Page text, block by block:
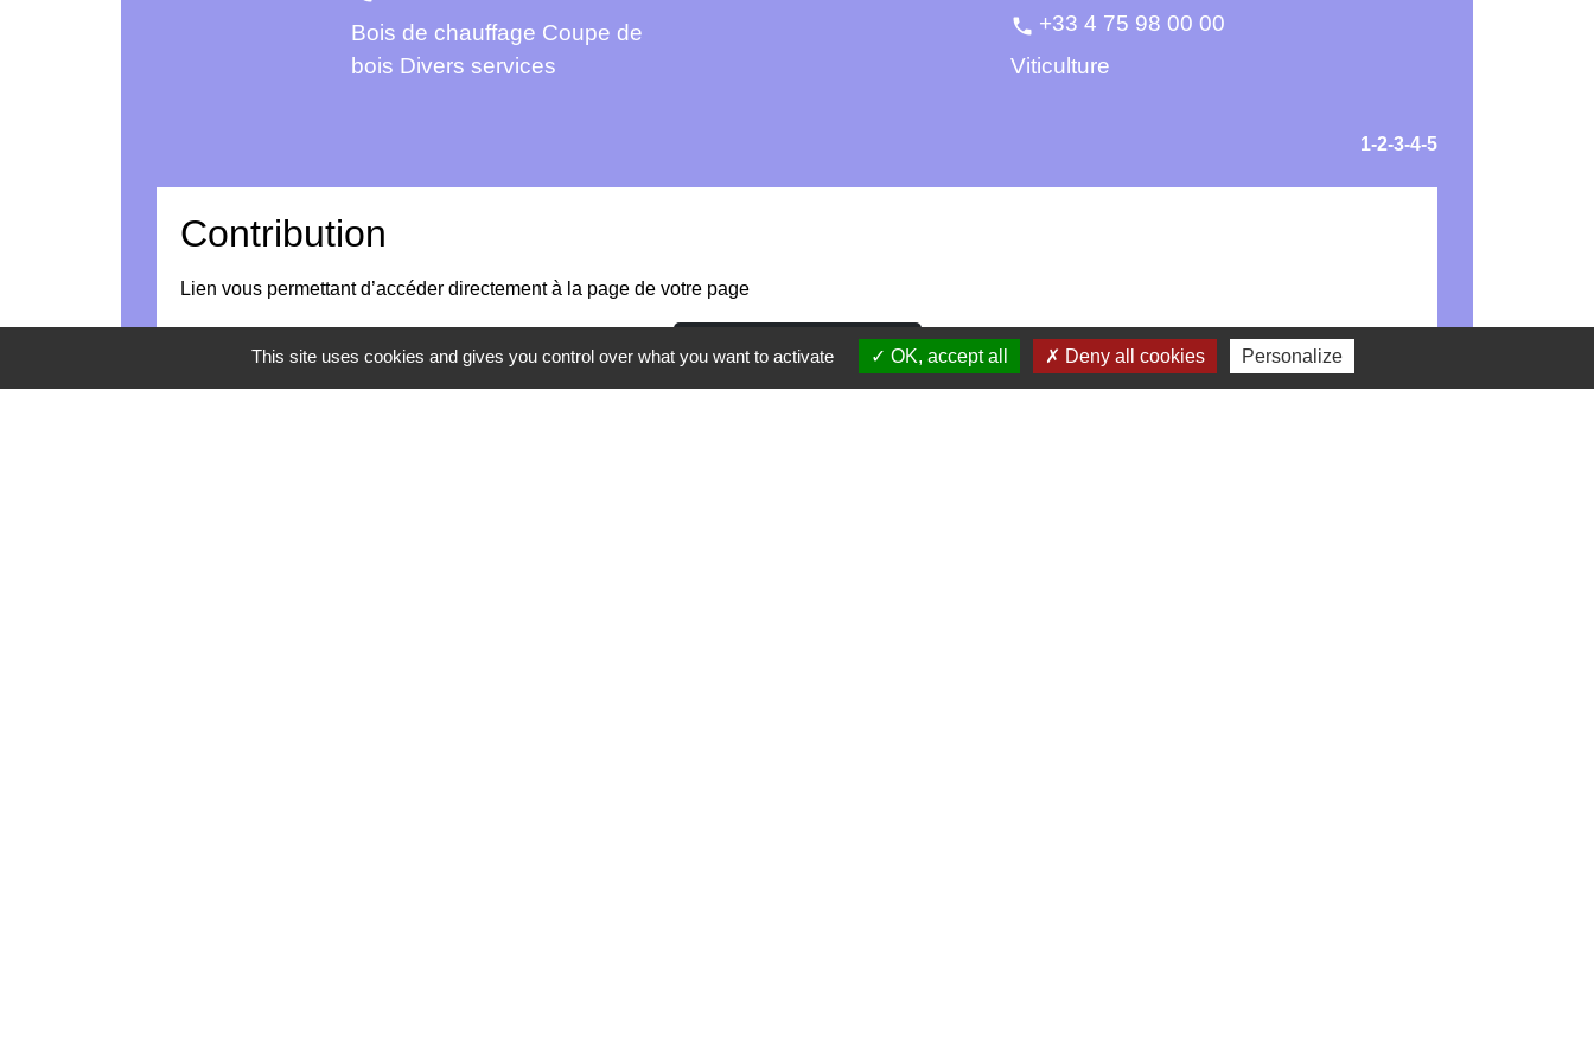
Bois de chauffage Coupe de
bois Divers services
phone +33 4 75 98 00 00
Viticulture
1-2-3-4-5
Contribution
Lien vous permettant d’accéder directement à la page de votre page
Accès à la contribution
This site uses cookies and gives you control over what you want to activate OK, accept all Deny all cookies Personalize